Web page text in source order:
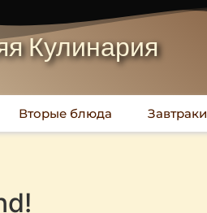
Кулинария
Вторые блюда Завтраки